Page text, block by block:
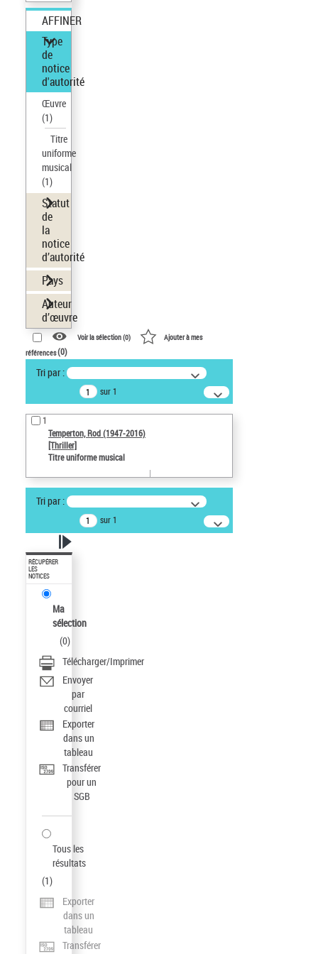
AFFINER
Type
de
notice
d'autorité
Œuvre
(1)
Titre
uniforme
musical
(1)
Statut
de
la
notice
d’autorité
Pays
Auteur
d’œuvre
Voir la sélection (0)
Ajouter à mes
références(0)
Tri par :
sur 1
1
Temperton, Rod (1947-2016)
[Thriller]
Titre uniforme musical
Tri par :
sur 1
RÉCUPÉRER
LES
NOTICES
Ma
sélection
(0)
Télécharger/Imprimer
Envoyer
par
courriel
Exporter
dans un
tableau
Transférer
pour un
SGB
Tous les
résultats
(1)
Exporter
dans un
tableau
Transférer